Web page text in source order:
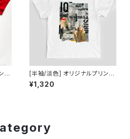
ト
[半袖/淡色] オリジナルプリント
Tシャツ作成 [20枚まで]
¥1,320